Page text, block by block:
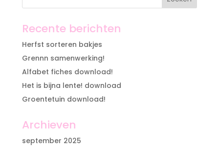
Recente berichten
Herfst sorteren bakjes
Grennn samenwerking!
Alfabet fiches download!
Het is bijna lente! download
Groentetuin download!
Archieven
september 2025